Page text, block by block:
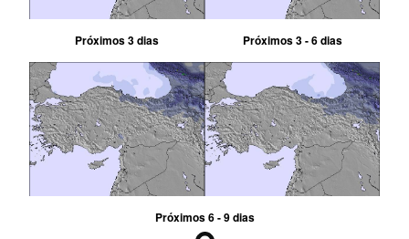
Próximos 3 dias Próximos 3 - 6 dias
Próximos 6 - 9 dias